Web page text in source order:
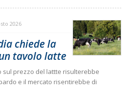
2026
chiede la
tavolo latte
sul prezzo del lattte risulterebbe
e il mercato risentirebbe di